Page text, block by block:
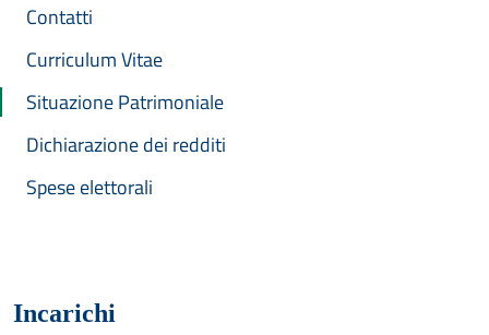
Contatti
Curriculum Vitae
Situazione Patrimoniale
Dichiarazione dei redditi
Spese elettorali
Incarichi